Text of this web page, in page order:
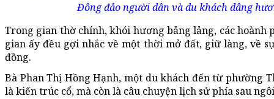
Đông đảo người dân và du khách dâng
Trong gian thờ chính, khói hương bảng lảng, các
gian ấy đều gợi nhắc về một thời mở đất, giữ làng, về
đồng.
Bà Phan Thị Hồng Hạnh, một du khách đến từ phường
là kiến trúc cổ, mà còn là câu chuyện lịch sử phía sau